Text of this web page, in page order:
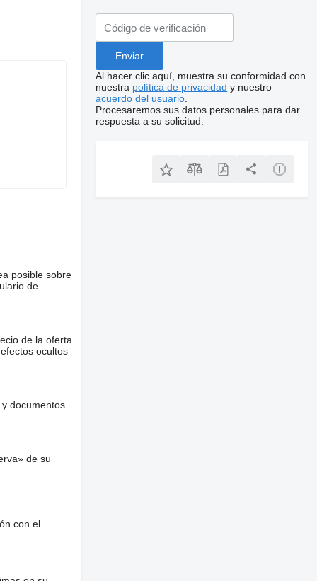
posible sobre
de
de la oferta
ocultos
documentos
de su
con el
Al hacer clic aquí, muestra su conformidad con
nuestra política de privacidad y nuestro
acuerdo del usuario
Procesaremos sus datos personales para dar
respuesta a su solicitud.